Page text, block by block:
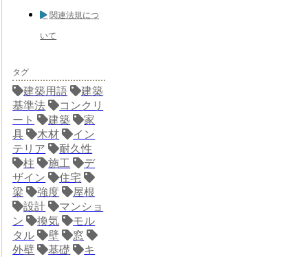
関連法規につ
いて
タグ
建築用語
建築
基準法
コンクリ
ート
建築
家
具
木材
イン
テリア
耐久性
柱
施工
デ
ザイン
住宅
梁
強度
屋根
設計
マンショ
ン
換気
モル
タル
壁
窓
外壁
基礎
キ